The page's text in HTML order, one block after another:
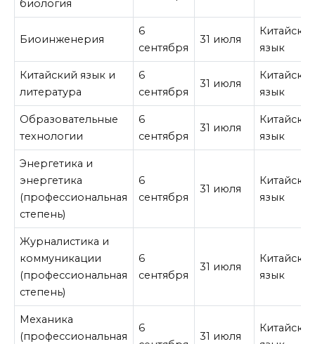
биология
Биоинженерия
6
сентября
31 июля
язык
Китайский язык и
литература
6
сентября
31 июля
язык
Образовательные
технологии
6
сентября
31 июля
язык
Энергетика и
энергетика
(профессиональная
степень)
6
сентября
31 июля
язык
Журналистика и
коммуникации
(профессиональная
степень)
6
сентября
31 июля
язык
Механика
(профессиональная
6
31 июля